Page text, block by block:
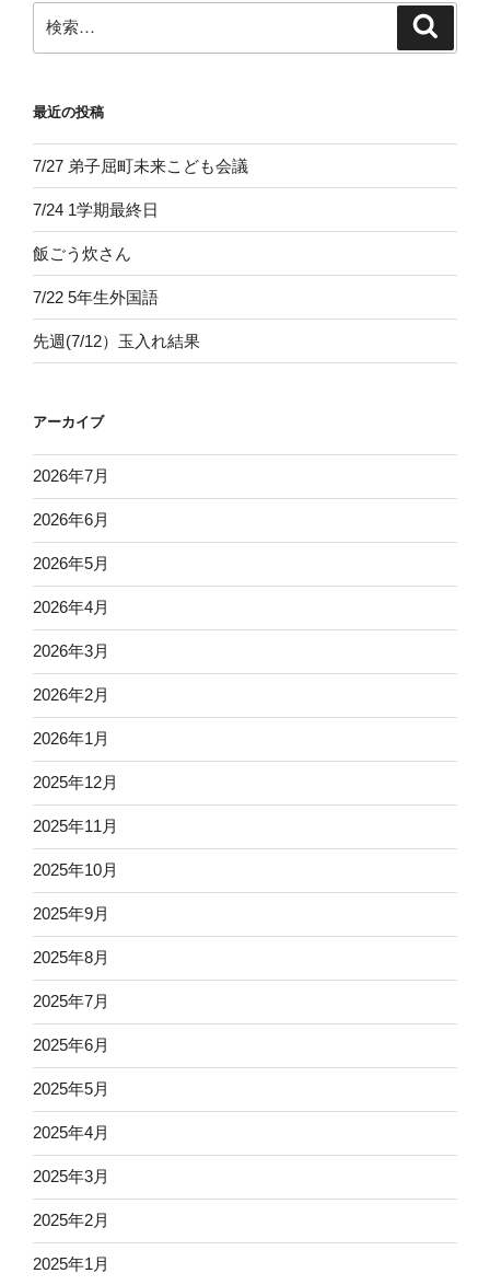
ン
索:
最近の投稿
7/27 弟子屈町未来こども会議
7/24 1学期最終日
飯ごう炊さん
7/22 5年生外国語
先週(7/12）玉入れ結果
アーカイブ
2026年7月
2026年6月
2026年5月
2026年4月
2026年3月
2026年2月
2026年1月
2025年12月
2025年11月
2025年10月
2025年9月
2025年8月
2025年7月
2025年6月
2025年5月
2025年4月
2025年3月
2025年2月
2025年1月